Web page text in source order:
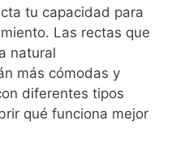
tu capacidad para
Las rectas que
natural
más cómodas y
diferentes tipos
qué funciona mejor